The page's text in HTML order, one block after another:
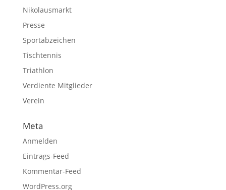
Nikolausmarkt
Presse
Sportabzeichen
Tischtennis
Triathlon
Verdiente Mitglieder
Verein
Meta
Anmelden
Eintrags-Feed
Kommentar-Feed
WordPress.org